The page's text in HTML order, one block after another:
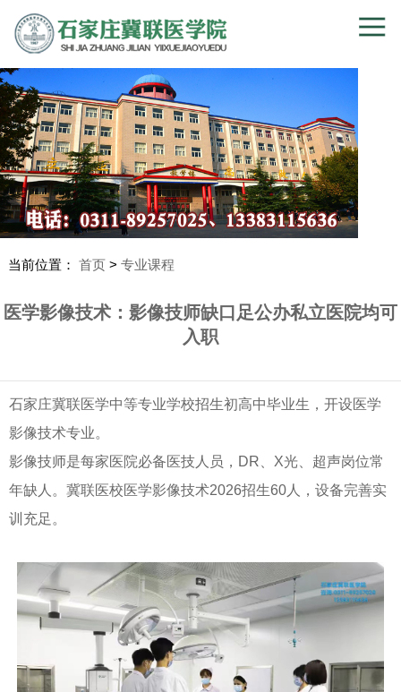
当前位置： 首页> 专业课程
医学影像技术：影像技师缺口足公办私立医院均可
入职
石家庄冀联医学中等专业学校招生初高中毕业生，开设医学
影像技术专业。
影像技师是每家医院必备医技人员，DR、X光、超声岗位常
年缺人。冀联医校医学影像技术2026招生60人，设备完善实
训充足。